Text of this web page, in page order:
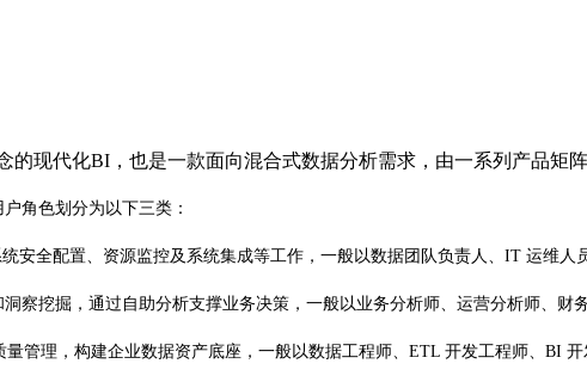
现代化BI，也是一款面向混合式数据分析需求，由一系列产品矩
角色划分为以下三类：
全配置、资源监控及系统集成等工作，一般以数据团队负责人、IT 运维人
察挖掘，通过自助分析支撑业务决策，一般以业务分析师、运营分析师、财
管理，构建企业数据资产底座，一般以数据工程师、ETL 开发工程师、BI 开